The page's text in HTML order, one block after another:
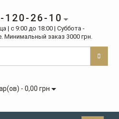
120-26-10
| с 9:00 до 18:00 | Суббота -
Минимальный заказ 3000 грн.
- 0,00 грн